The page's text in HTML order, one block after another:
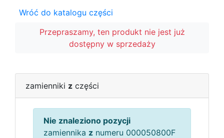
Wróć do katalogu części
Przepraszamy, ten produkt nie jest już
dostępny w sprzedaży
zamienniki z części
Nie znaleziono pozycji
zamiennika z numeru 000050800F